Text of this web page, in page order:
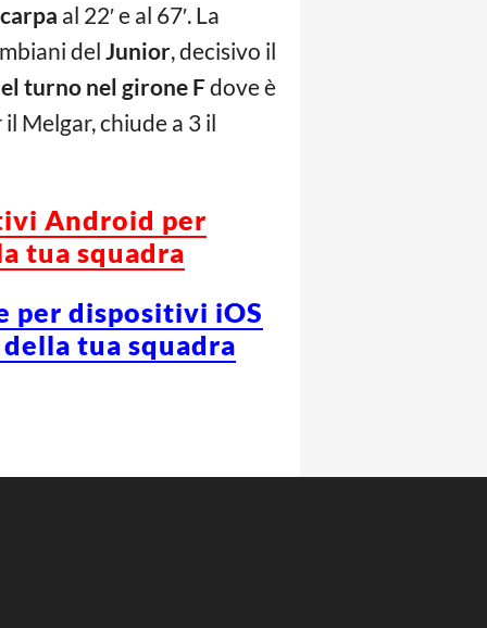
al 22′ e al 67′. La
del Junior, decisivo il
turno nel girone Fdove è
Melgar, chiude a 3 il
Android per
tua squadra
per dispositivi iOS
tua squadra